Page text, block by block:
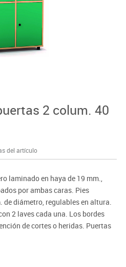
2 colum. 40
del artículo
laminado en haya de 19 mm.,
por ambas caras. Pies
de diámetro, regulables en altura.
2 laves cada una. Los bordes
de cortes o heridas. Puertas